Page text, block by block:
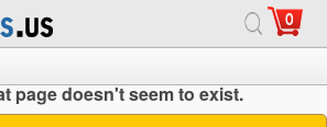
0
page doesn't seem to exist.